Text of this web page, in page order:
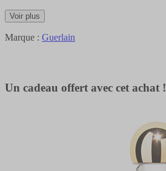
Voir plus
Marque : Guerlain
Un cadeau offert avec cet achat !